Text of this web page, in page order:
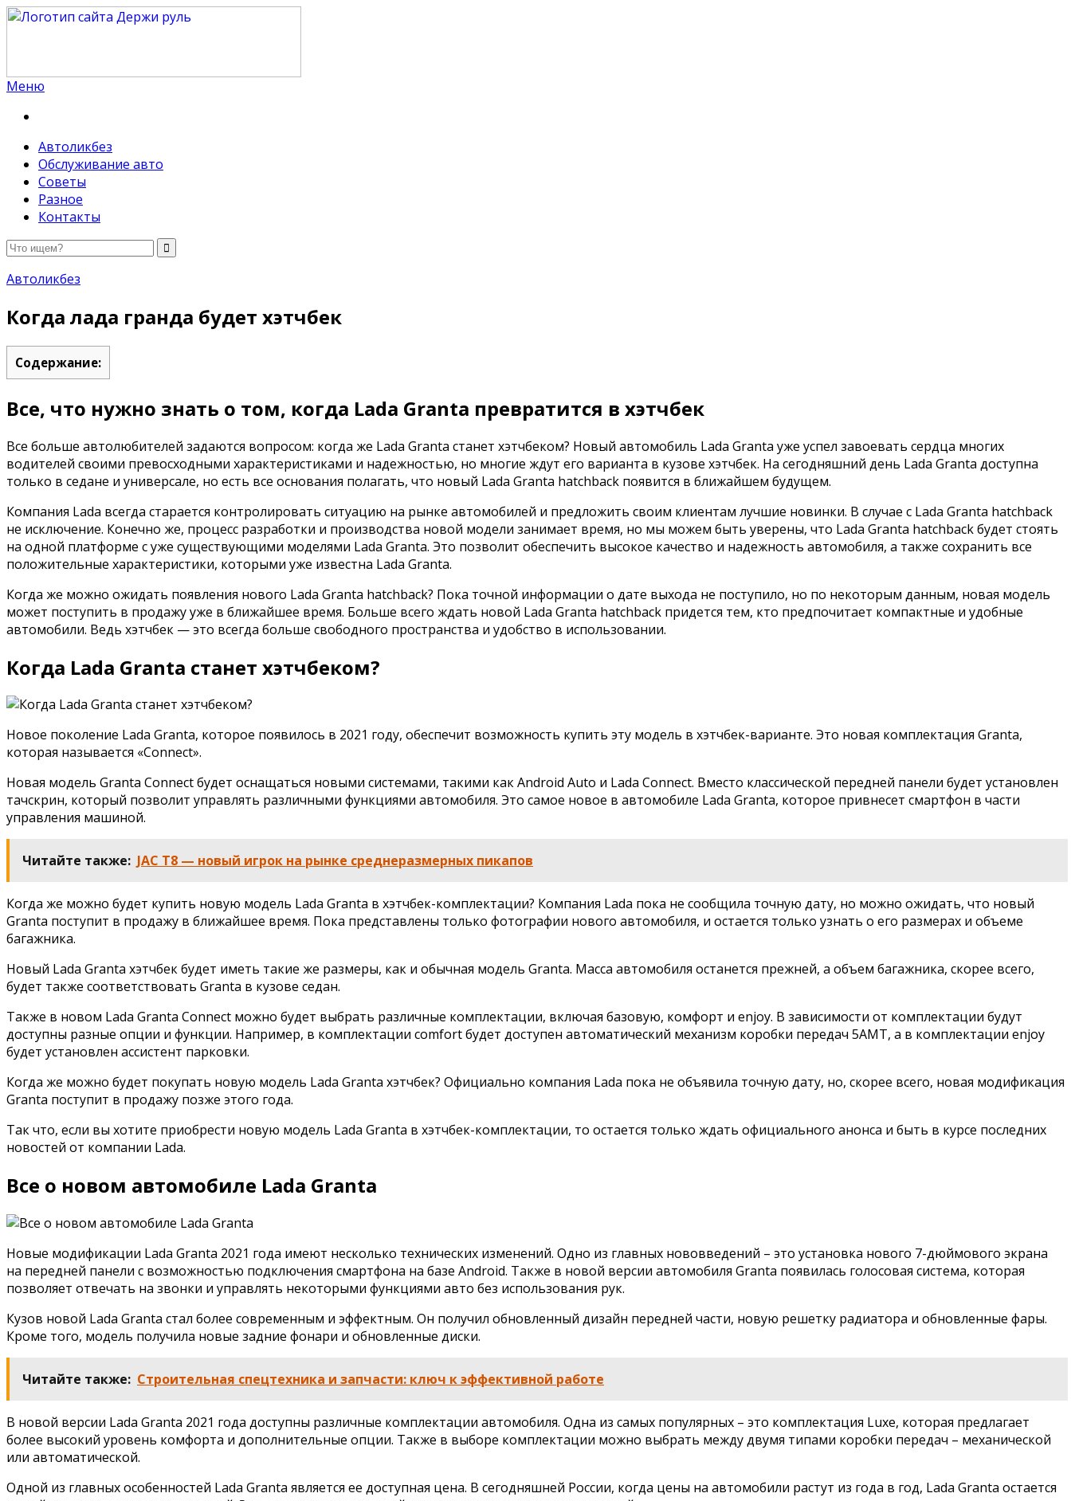
Меню
Автоликбез
Обслуживание авто
Советы
Разное
Контакты
Автоликбез
Когда лада гранда будет хэтчбек
Содержание:
Все, что нужно знать о том, когда Lada Granta превратится в хэтчбек
Все больше автолюбителей задаются вопросом: когда же Lada Granta станет хэтчбеком? Новый автомобиль Lada Granta уже успел завоевать сердца многих
водителей своими превосходными характеристиками и надежностью, но многие ждут его варианта в кузове хэтчбек. На сегодняшний день Lada Granta доступна
только в седане и универсале, но есть все основания полагать, что новый Lada Granta hatchback появится в ближайшем будущем.
Компания Lada всегда старается контролировать ситуацию на рынке автомобилей и предложить своим клиентам лучшие новинки. В случае с Lada Granta hatchback
не исключение. Конечно же, процесс разработки и производства новой модели занимает время, но мы можем быть уверены, что Lada Granta hatchback будет стоять
на одной платформе с уже существующими моделями Lada Granta. Это позволит обеспечить высокое качество и надежность автомобиля, а также сохранить все
положительные характеристики, которыми уже известна Lada Granta.
Когда же можно ожидать появления нового Lada Granta hatchback? Пока точной информации о дате выхода не поступило, но по некоторым данным, новая модель
может поступить в продажу уже в ближайшее время. Больше всего ждать новой Lada Granta hatchback придется тем, кто предпочитает компактные и удобные
автомобили. Ведь хэтчбек — это всегда больше свободного пространства и удобство в использовании.
Когда Lada Granta станет хэтчбеком?
Новое поколение Lada Granta, которое появилось в 2021 году, обеспечит возможность купить эту модель в хэтчбек-варианте. Это новая комплектация Granta,
которая называется «Connect».
Новая модель Granta Connect будет оснащаться новыми системами, такими как Android Auto и Lada Connect. Вместо классической передней панели будет установлен
тачскрин, который позволит управлять различными функциями автомобиля. Это самое новое в автомобиле Lada Granta, которое привнесет смартфон в части
управления машиной.
Читайте также: JAC T8 — новый игрок на рынке среднеразмерных пикапов
Когда же можно будет купить новую модель Lada Granta в хэтчбек-комплектации? Компания Lada пока не сообщила точную дату, но можно ожидать, что новый
Granta поступит в продажу в ближайшее время. Пока представлены только фотографии нового автомобиля, и остается только узнать о его размерах и объеме
багажника.
Новый Lada Granta хэтчбек будет иметь такие же размеры, как и обычная модель Granta. Масса автомобиля останется прежней, а объем багажника, скорее всего,
будет также соответствовать Granta в кузове седан.
Также в новом Lada Granta Connect можно будет выбрать различные комплектации, включая базовую, комфорт и enjoy. В зависимости от комплектации будут
доступны разные опции и функции. Например, в комплектации comfort будет доступен автоматический механизм коробки передач 5АМТ, а в комплектации enjoy
будет установлен ассистент парковки.
Когда же можно будет покупать новую модель Lada Granta хэтчбек? Официально компания Lada пока не объявила точную дату, но, скорее всего, новая модификация
Granta поступит в продажу позже этого года.
Так что, если вы хотите приобрести новую модель Lada Granta в хэтчбек-комплектации, то остается только ждать официального анонса и быть в курсе последних
новостей от компании Lada.
Все о новом автомобиле Lada Granta
Новые модификации Lada Granta 2021 года имеют несколько технических изменений. Одно из главных нововведений – это установка нового 7-дюймового экрана
на передней панели с возможностью подключения смартфона на базе Android. Также в новой версии автомобиля Granta появилась голосовая система, которая
позволяет отвечать на звонки и управлять некоторыми функциями авто без использования рук.
Кузов новой Lada Granta стал более современным и эффектным. Он получил обновленный дизайн передней части, новую решетку радиатора и обновленные фары.
Кроме того, модель получила новые задние фонари и обновленные диски.
Читайте также: Строительная спецтехника и запчасти: ключ к эффективной работе
В новой версии Lada Granta 2021 года доступны различные комплектации автомобиля. Одна из самых популярных – это комплектация Luxe, которая предлагает
более высокий уровень комфорта и дополнительные опции. Также в выборе комплектации можно выбрать между двумя типами коробки передач – механической
или автоматической.
Одной из главных особенностей Lada Granta является ее доступная цена. В сегодняшней России, когда цены на автомобили растут из года в год, Lada Granta остается